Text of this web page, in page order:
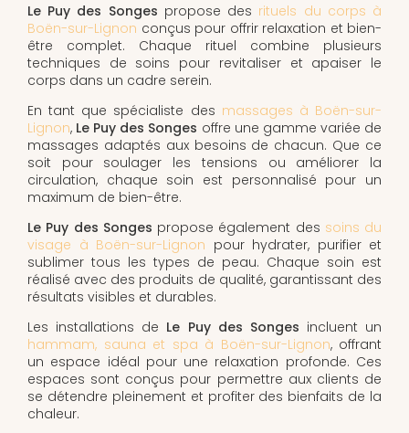
Le Puy des Songes propose des rituels du corps à
Boën-sur-Lignon conçus pour offrir relaxation et bien-
être complet. Chaque rituel combine plusieurs
techniques de soins pour revitaliser et apaiser le
corps dans un cadre serein.
En tant que spécialiste des massages à Boën-sur-
Lignon, Le Puy des Songes offre une gamme variée de
massages adaptés aux besoins de chacun. Que ce
soit pour soulager les tensions ou améliorer la
circulation, chaque soin est personnalisé pour un
maximum de bien-être.
Le Puy des Songes propose également des soins du
visage à Boën-sur-Lignon pour hydrater, purifier et
sublimer tous les types de peau. Chaque soin est
réalisé avec des produits de qualité, garantissant des
résultats visibles et durables.
Les installations de Le Puy des Songes incluent un
hammam, sauna et spa à Boën-sur-Lignon, offrant
un espace idéal pour une relaxation profonde. Ces
espaces sont conçus pour permettre aux clients de
se détendre pleinement et profiter des bienfaits de la
chaleur.